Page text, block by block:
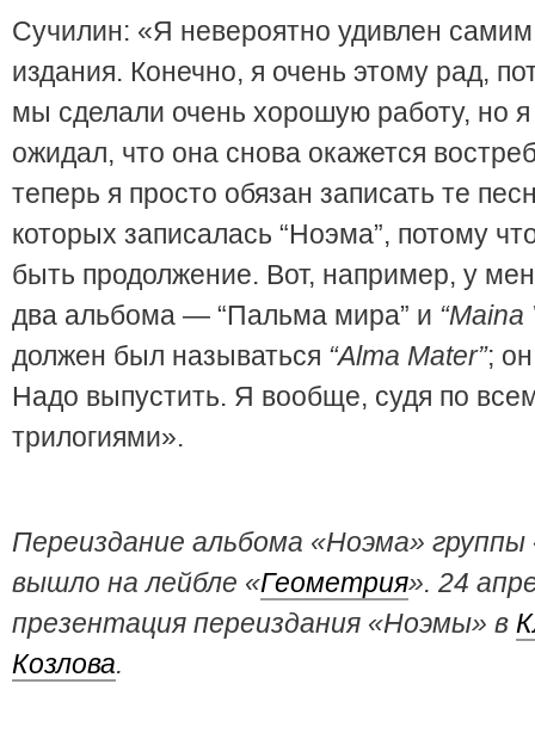
Сучилин: «Я невероятно удивлен
издания. Конечно, я очень этому рад,
мы сделали очень хорошую работу, но
ожидал, что она снова окажется
теперь я просто обязан записать те
которых записалась “Ноэма”, потому
быть продолжение. Вот, например, у
два альбома — “Пальма мира” и “Maina
должен был называться “Alma Mater”;
Надо выпустить. Я вообще, судя по
трилогиями».
Переиздание альбома «Ноэма»
вышло на лейбле «Геометрия». 24
презентация переиздания «Ноэмы» в
Козлова.